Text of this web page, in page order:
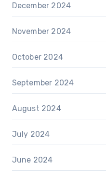
December 2024
November 2024
October 2024
September 2024
August 2024
July 2024
June 2024